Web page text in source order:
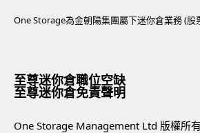
One Storage為金朝陽集團屬下迷你倉業務 (股
至尊迷你倉職位空缺
至尊迷你倉免責聲明
One Storage Management Ltd 版權所